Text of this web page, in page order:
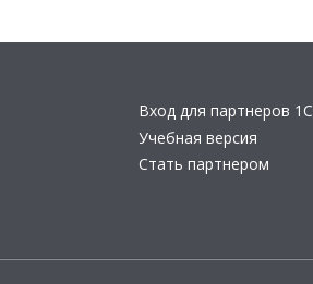
Вход для партнеров 1С
Учебная версия
Стать партнером